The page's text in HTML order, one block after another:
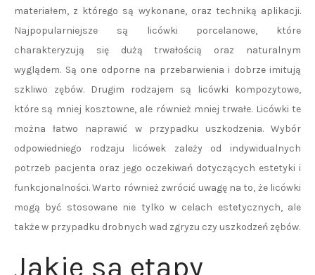
materiałem, z którego są wykonane, oraz techniką aplikacji.
Najpopularniejsze są licówki porcelanowe, które
charakteryzują się dużą trwałością oraz naturalnym
wyglądem. Są one odporne na przebarwienia i dobrze imitują
szkliwo zębów. Drugim rodzajem są licówki kompozytowe,
które są mniej kosztowne, ale również mniej trwałe. Licówki te
można łatwo naprawić w przypadku uszkodzenia. Wybór
odpowiedniego rodzaju licówek zależy od indywidualnych
potrzeb pacjenta oraz jego oczekiwań dotyczących estetyki i
funkcjonalności. Warto również zwrócić uwagę na to, że licówki
mogą być stosowane nie tylko w celach estetycznych, ale
także w przypadku drobnych wad zgryzu czy uszkodzeń zębów.
Jakie są etapy